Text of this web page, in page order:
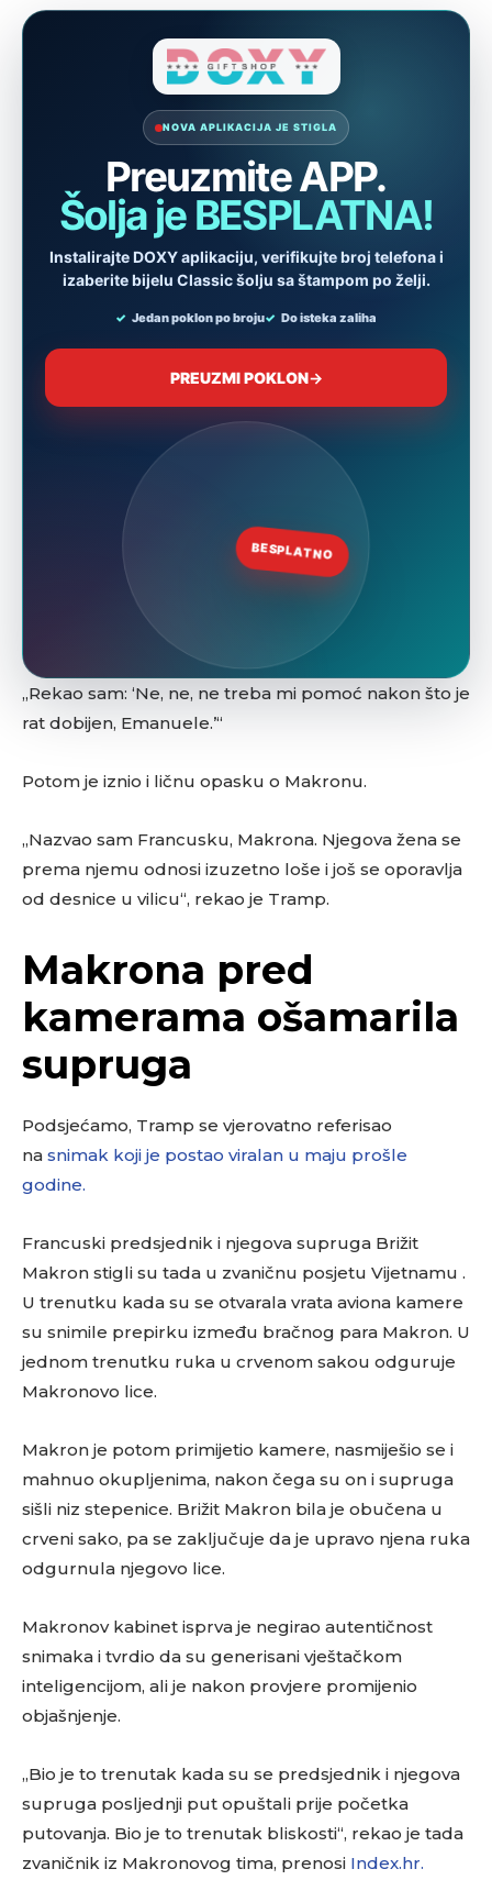
„Rekao sam: ‘Ne, ne, ne treba mi pomoć nakon što je
rat dobijen, Emanuele.’“
Potom je iznio i ličnu opasku o Makronu.
„Nazvao sam Francusku, Makrona. Njegova žena se
prema njemu odnosi izuzetno loše i još se oporavlja
od desnice u vilicu“, rekao je Tramp.
Makrona pred
kamerama ošamarila
supruga
Podsjećamo, Tramp se vjerovatno referisao
na snimak koji je postao viralan u maju prošle
godine.
Francuski predsjednik i njegova supruga Brižit
Makron stigli su tada u zvaničnu posjetu Vijetnamu .
U trenutku kada su se otvarala vrata aviona kamere
su snimile prepirku između bračnog para Makron. U
jednom trenutku ruka u crvenom sakou odguruje
Makronovo lice.
Makron je potom primijetio kamere, nasmiješio se i
mahnuo okupljenima, nakon čega su on i supruga
sišli niz stepenice. Brižit Makron bila je obučena u
crveni sako, pa se zaključuje da je upravo njena ruka
odgurnula njegovo lice.
Makronov kabinet isprva je negirao autentičnost
snimaka i tvrdio da su generisani vještačkom
inteligencijom, ali je nakon provjere promijenio
objašnjenje.
„Bio je to trenutak kada su se predsjednik i njegova
supruga posljednji put opuštali prije početka
putovanja. Bio je to trenutak bliskosti“, rekao je tada
zvaničnik iz Makronovog tima, prenosi Index.hr.